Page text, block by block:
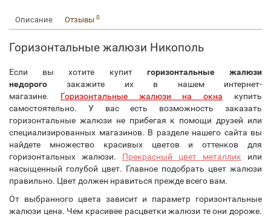
Описание Отзывы 0
Горизонтальные жалюзи Никополь
Если вы хотите купит горизонтальные жалюзи
недорого закажите их в нашем интернет-
магазине. Горизонтальные жалюзи на окна купить
самостоятельно. У вас есть возможность заказать
горизонтальные жалюзи не прибегая к помощи друзей или
специализированных магазинов. В разделе нашего сайта вы
найдете множество красивых цветов и оттенков для
горизонтальных жалюзи. Прекрасный цвет металлик или
насыщенный голубой цвет. Главное подобрать цвет жалюзи
правильно. Цвет должен нравиться прежде всего вам.
От выбранного цвета зависит и параметр горизонтальные
жалюзи цена. Чем красивее расцветки жалюзи те они дороже.